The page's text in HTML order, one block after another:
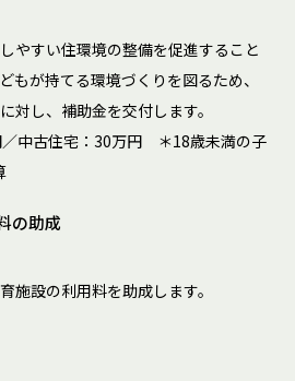
やすい住環境の整備を促進すること
もが持てる環境づくりを図るため、
対し、補助金を交付します。
中古住宅：30万円　＊18歳未満の子
の助成
施設の利用料を助成します。